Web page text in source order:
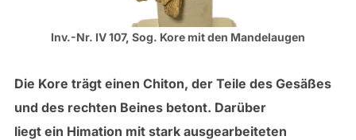
Inv.-Nr. IV 107, Sog. Kore mit den Mandelaugen
Die Kore trägt einen Chiton, der Teile des Gesäßes
und des rechten Beines betont. Darüber
liegt ein Himation mit stark ausgearbeiteten